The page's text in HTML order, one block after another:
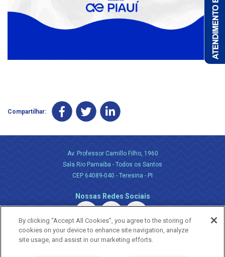
Compartilhar:
Av. Professor Camillo Filho, 1960
Sala Rio Parnaiba - Todos os Santos
CEP 64089-040 - Teresina - PI
Nossas Redes Sociais
By clicking “Accept All Cookies”, you agree to the storing of
cookies on your device to enhance site navigation, analyze
site usage, and assist in our marketing efforts.